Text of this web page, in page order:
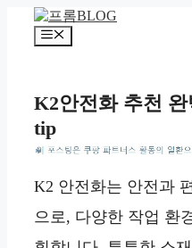
메
K2안전화 추천
tip
*
K2 안전화는 안전과
으로, 다양한 작업 환